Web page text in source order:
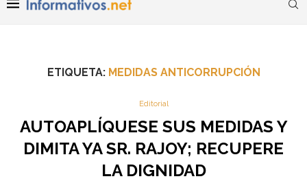
ETIQUETA: MEDIDAS ANTICORRUPCIÓN
Editorial
AUTOAPLÍQUESE SUS MEDIDAS Y
DIMITA YA SR. RAJOY; RECUPERE
LA DIGNIDAD